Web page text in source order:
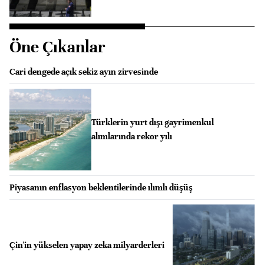
Öne Çıkanlar
Cari dengede açık sekiz ayın zirvesinde
Türklerin yurt dışı gayrimenkul
alımlarında rekor yılı
Piyasanın enflasyon beklentilerinde ılımlı düşüş
Çin'in yükselen yapay zeka milyarderleri